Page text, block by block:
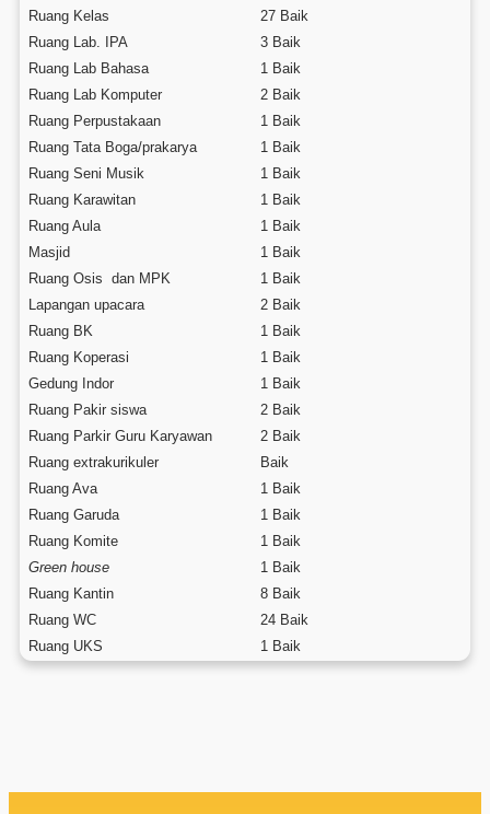
Ruang Kelas
27 Baik
Ruang Lab. IPA
3 Baik
Ruang Lab Bahasa
1 Baik
Ruang Lab Komputer
2 Baik
Ruang Perpustakaan
1 Baik
Ruang Tata Boga/prakarya
1 Baik
Ruang Seni Musik
1 Baik
Ruang Karawitan
1 Baik
Ruang Aula
1 Baik
Masjid
1 Baik
Ruang Osis dan MPK
1 Baik
Lapangan upacara
2 Baik
Ruang BK
1 Baik
Ruang Koperasi
1 Baik
Gedung Indor
1 Baik
Ruang Pakir siswa
2 Baik
Ruang Parkir Guru Karyawan
2 Baik
Ruang extrakurikuler
Baik
Ruang Ava
1 Baik
Ruang Garuda
1 Baik
Ruang Komite
1 Baik
Green house
1 Baik
Ruang Kantin
8 Baik
Ruang WC
24 Baik
Ruang UKS
1 Baik